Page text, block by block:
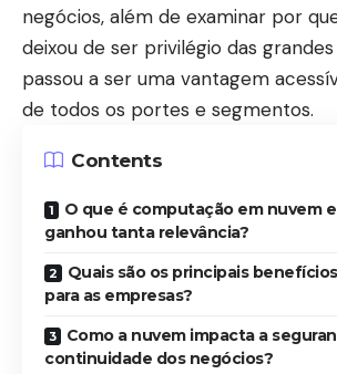
negócios, além de examinar por
deixou de ser privilégio das
passou a ser uma vantagem
de todos os portes e segmentos.
Contents
O que é computação em nuvem
ganhou tanta relevância?
Quais são os principais
para as empresas?
Como a nuvem impacta a
continuidade dos negócios?